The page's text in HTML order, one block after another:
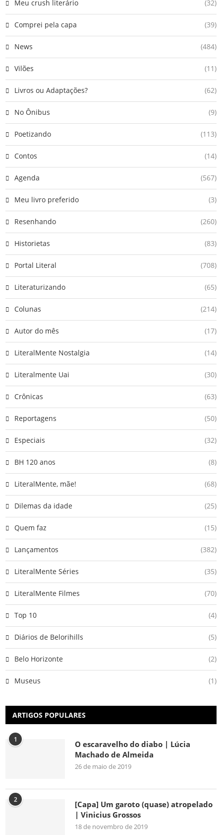
Meu crush literário (32)
Comprei pela capa (39)
News (484)
Vilões (11)
Livros ou Adaptações? (62)
No Ônibus (9)
Poetizando (113)
Contos (14)
Agenda (567)
Meu livro preferido (3)
Resenhando (260)
Historietas (83)
Portal Literal (708)
Literaturizando (65)
Colunas (214)
Autor do mês (17)
LiteralMente Nostalgia (14)
Literalmente Uai (30)
Crônicas (63)
Reportagens (50)
Especiais (32)
BH 120 anos (8)
LiteralMente, mãe! (68)
Dilemas da idade (25)
Quem faz (15)
Lançamentos (382)
LiteralMente Séries (35)
LiteralMente Filmes (70)
Top 10 (4)
Diários de Belorihills (5)
Belo Horizonte (2)
Museus (1)
ARTIGOS POPULARES
1
O escaravelho do diabo | Lúcia
Machado de Almeida
26 de maio de 2019
2
[Capa] Um garoto (quase) atropelado
| Vinicius Grossos
18 de novembro de 2019